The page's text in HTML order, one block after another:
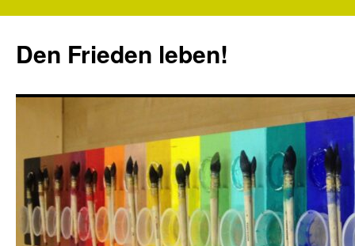
springen
Den Frieden leben!